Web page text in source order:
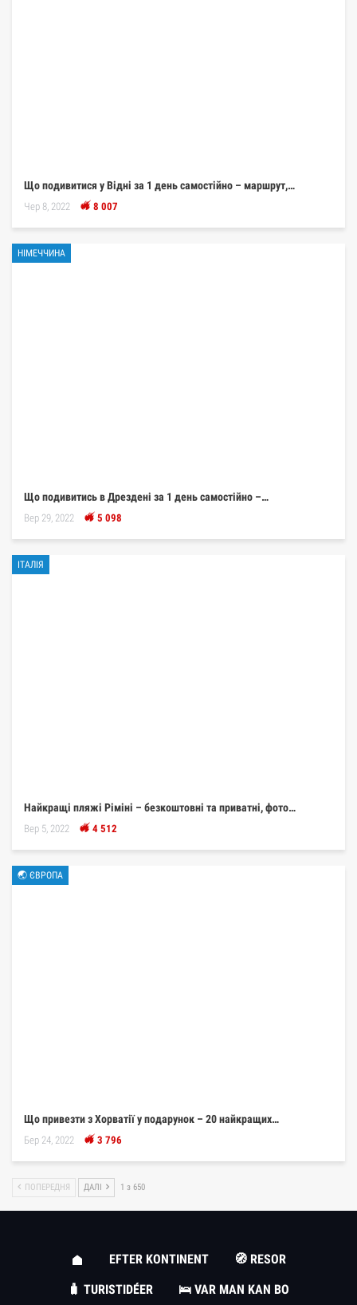
Що подивитися у Відні за 1 день самостійно – маршрут,…
Чер 8, 2022 8 007
НІМЕЧЧИНА
Що подивитись в Дрездені за 1 день самостійно –…
Вер 29, 2022 5 098
ІТАЛІЯ
Найкращі пляжі Ріміні – безкоштовні та приватні, фото…
Вер 5, 2022 4 512
🌏 ЄВРОПА
Що привезти з Хорватії у подарунок – 20 найкращих…
Бер 24, 2022 3 796
ПОПЕРЕДНЯ ДАЛІ 1 з 650
EFTER KONTINENT
🧭 RESOR
🧳 TURISTIDÉER
🛌 VAR MAN KAN BO